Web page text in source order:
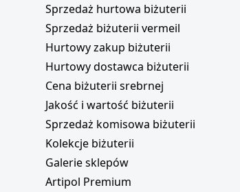
Sprzedaż hurtowa biżuterii
Sprzedaż biżuterii vermeil
Hurtowy zakup biżuterii
Hurtowy dostawca biżuterii
Cena biżuterii srebrnej
Jakość i wartość biżuterii
Sprzedaż komisowa biżuterii
Kolekcje biżuterii
Galerie sklepów
Artipol Premium